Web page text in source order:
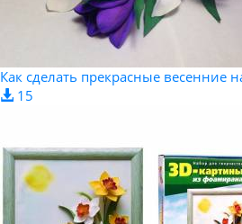
Как сделать прекрасные весенние
15